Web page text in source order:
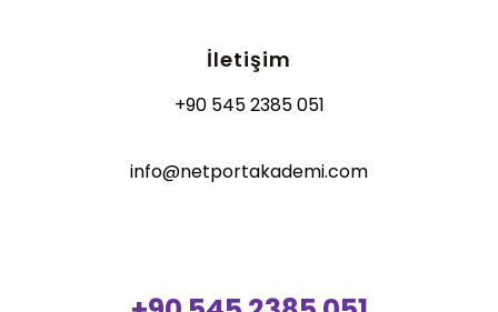
İletişim
+90 545 2385 051
info@netportakademi.com